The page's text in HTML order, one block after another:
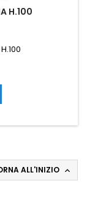
H.100
ALL'INIZIO 